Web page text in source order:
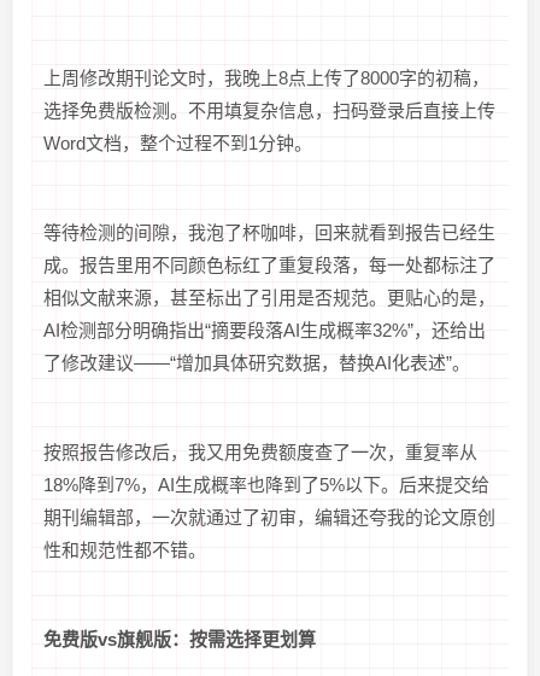
上周修改期刊论文时，我晚上8点上传了8000字的初稿，
选择免费版检测。不用填复杂信息，扫码登录后直接上传
Word文档，整个过程不到1分钟。
等待检测的间隙，我泡了杯咖啡，回来就看到报告已经生
成。报告里用不同颜色标红了重复段落，每一处都标注了
相似文献来源，甚至标出了引用是否规范。更贴心的是，
AI检测部分明确指出“摘要段落AI生成概率32%”，还给出
了修改建议——“增加具体研究数据，替换AI化表述”。
按照报告修改后，我又用免费额度查了一次，重复率从
18%降到7%，AI生成概率也降到了5%以下。后来提交给
期刊编辑部，一次就通过了初审，编辑还夸我的论文原创
性和规范性都不错。
免费版vs旗舰版：按需选择更划算